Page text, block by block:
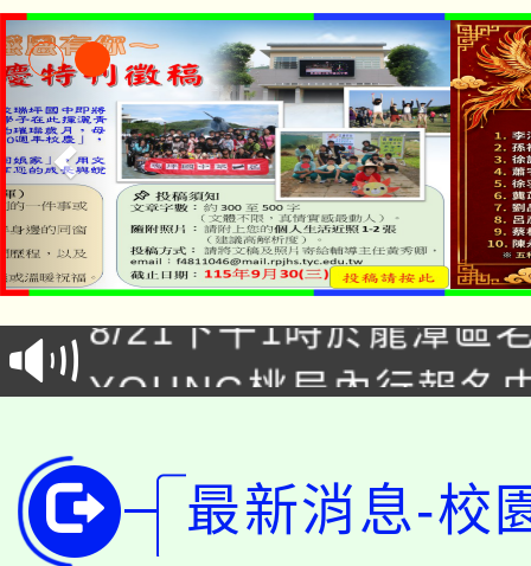
「本色祭」8/29、30
場熱烈登場!
8/21下午1時於龍潭區
徵才活動。
YOUNG桃局內行報名
開!
115年桃園市運動會8/
桃園市低收入戶享有免
最新消息-校